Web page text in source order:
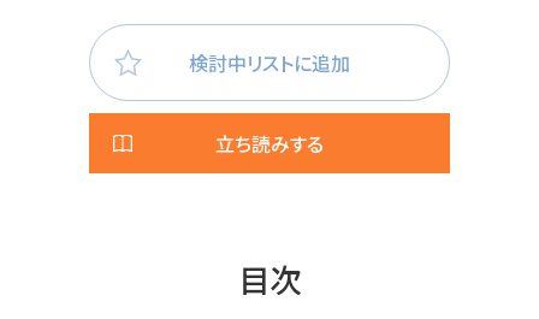
検討中リストに追加
立ち読みする
目次